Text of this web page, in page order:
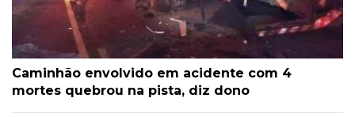
Caminhão envolvido em acidente com 4
mortes quebrou na pista, diz dono